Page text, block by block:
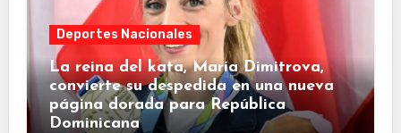
Deportes Nacionales
La reina del kata, María Dimitrova,
convierte su despedida en una nueva
página dorada para República
Dominicana